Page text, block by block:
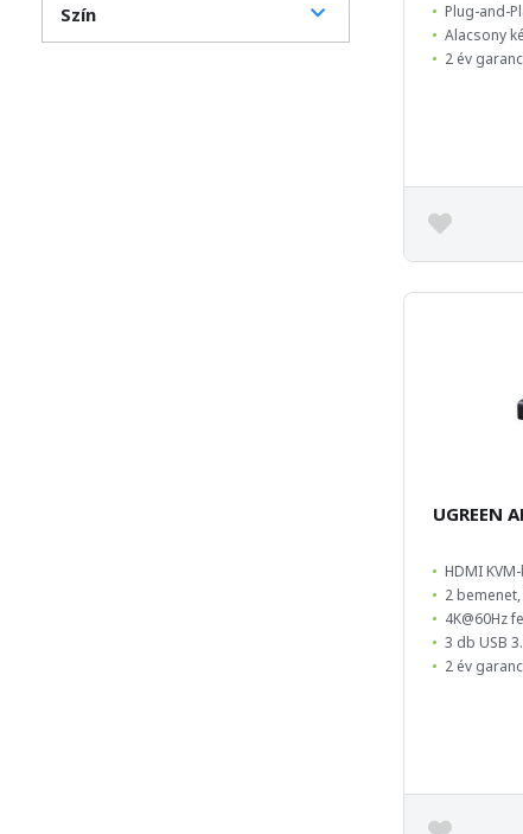
Szín
Plug-and-
Alacsony
2 év
UGREEN
HDMI
2
4K@60Hz
3 db USB
2 év